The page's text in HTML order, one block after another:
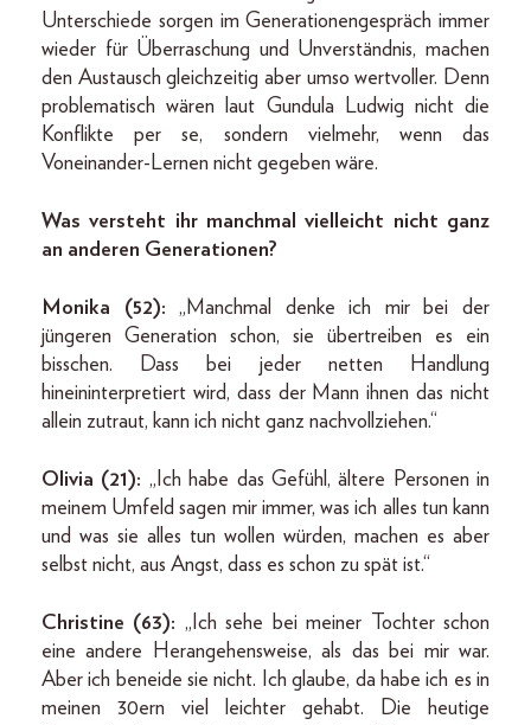
Unterschiede sorgen im Generationengespräch immer
wieder für Überraschung und Unverständnis, machen
den Austausch gleichzeitig aber umso wertvoller. Denn
problematisch wären laut Gundula Ludwig nicht die
Konflikte per se, sondern vielmehr, wenn das
Voneinander-Lernen nicht gegeben wäre.
Was versteht ihr manchmal vielleicht nicht ganz
an anderen Generationen?
Monika (52):„Manchmal denke ich mir bei der
jüngeren Generation schon, sie übertreiben es ein
bisschen. Dass bei jeder netten Handlung
hineininterpretiert wird, dass der Mann ihnen das nicht
allein zutraut, kann ich nicht ganz nachvollziehen.“
Olivia (21): „Ich habe das Gefühl, ältere Personen in
meinem Umfeld sagen mir immer, was ich alles tun kann
und was sie alles tun wollen würden, machen es aber
selbst nicht, aus Angst, dass es schon zu spät ist.“
Christine (63): „Ich sehe bei meiner Tochter schon
eine andere Herangehensweise, als das bei mir war.
Aber ich beneide sie nicht. Ich glaube, da habe ich es in
meinen 30ern viel leichter gehabt. Die heutige